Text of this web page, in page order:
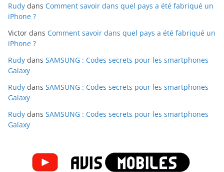
Rudy dans Comment savoir dans quel pays a été fabriqué un
iPhone ?
Victor dans Comment savoir dans quel pays a été fabriqué un
iPhone ?
Rudy dans SAMSUNG : Codes secrets pour les smartphones
Galaxy
Rudy dans SAMSUNG : Codes secrets pour les smartphones
Galaxy
Rudy dans SAMSUNG : Codes secrets pour les smartphones
Galaxy